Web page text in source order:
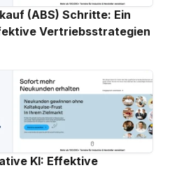
(ABS) Schritte: Ein
Vertriebsstrategien
KI: Effektive